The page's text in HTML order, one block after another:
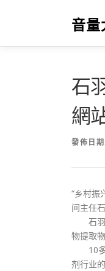
要
音量
石
網
發佈日期:
“乡村振
间主任
石羽
物提取
10多
剂行业